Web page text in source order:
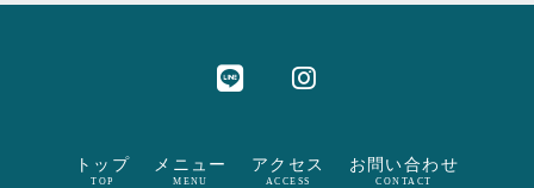
トップ
TOP
メニュー
MENU
アクセス
ACCESS
お問い合わせ
CONTACT